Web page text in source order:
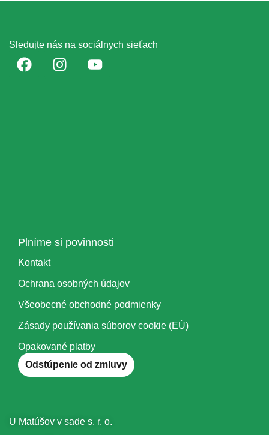
Sledujte nás na sociálnych sieťach
Plníme si povinnosti
Kontakt
Ochrana osobných údajov
Všeobecné obchodné podmienky
Zásady používania súborov cookie (EÚ)
Opakované platby
Odstúpenie od zmluvy
U Matúšov v sade s. r. o.